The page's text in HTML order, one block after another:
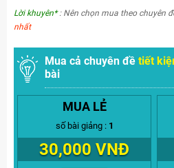
Lời khuyên*: Nên chọn mua theo chuyên
nhất
Mua cả chuyên đề tiết
bài
MUA LẺ
số bài giảng : 1
30,000 VNĐ